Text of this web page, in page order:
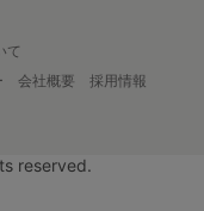
て
会社概要
採用情報
reserved.